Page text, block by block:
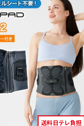
送料日テレ負担